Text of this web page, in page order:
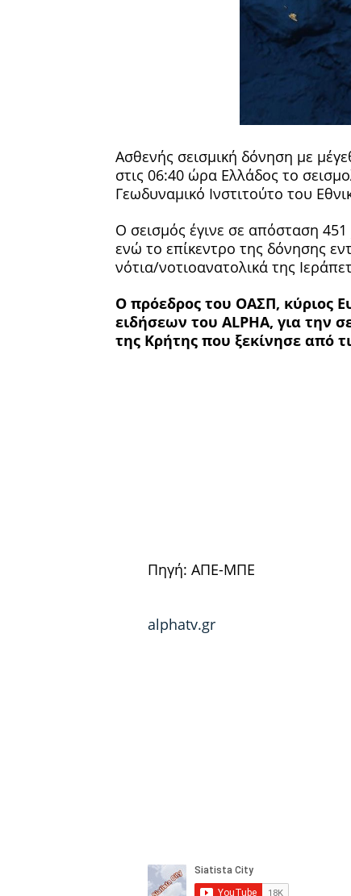
Ασθενής σεισμική δόνηση με
στις 06:40 ώρα Ελλάδος το
Γεωδυναμικό Ινστιτούτο του
Ο σεισμός έγινε σε απόσταση
ενώ το επίκεντρο της δόνησης
νότια/νοτιοανατολικά της
Ο πρόεδρος του ΟΑΣΠ, κύριος
ειδήσεων του ALPHA, για την
της Κρήτης που ξεκίνησε από
Πηγή: ΑΠΕ-ΜΠΕ
alphatv.gr